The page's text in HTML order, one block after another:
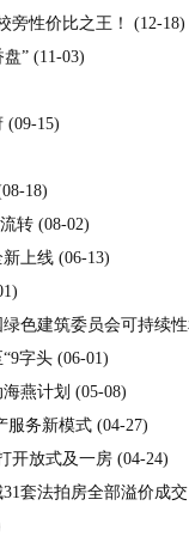
旁性价比之王！
(12-18)
盘” (11-03)
(09-15)
18)
转 (08-02)
上线 (06-13)
色建筑委员会可持续
字头 (06-01)
燕计划 (05-08)
服务新模式 (04-27)
开放式及一房 (04-24)
套法拍房全部溢价成交